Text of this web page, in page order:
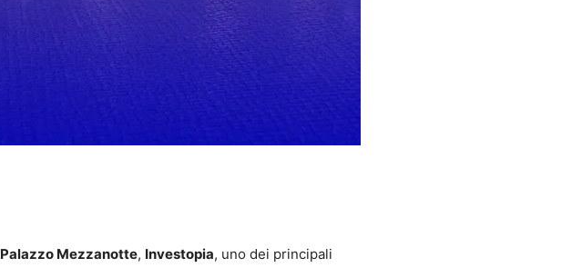
Palazzo Mezzanotte, Investopia, uno dei principali